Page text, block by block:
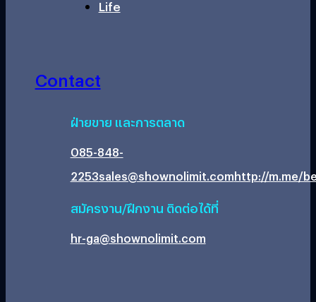
Life
Contact
ฝ่ายขาย และการตลาด
085-848-
2253sales@shownolimit.comhttp://m.me/
สมัครงาน/ฝึกงาน ติดต่อได้ที่
hr-ga@shownolimit.com